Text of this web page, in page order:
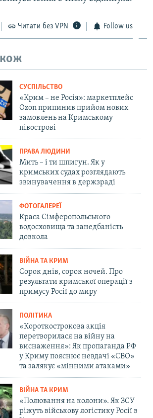
Читати без VPN Follow us
СУСПІЛЬСТВО
«Крим – не Росія»: маркетплейс
Ozon припинив прийом нових
замовлень на Кримському
півострові
ПРАВА ЛЮДИНИ
Мить – і ти шпигун. Як у
кримських судах розглядають
звинувачення в держзраді
ФОТОГАЛЕРЕЇ
Краса Сімферопольського
водосховища та занедбаність
довкола
ВІЙНА ТА КРИМ
Сорок днів, сорок ночей. Про
результати кримської операції з
примусу Росії до миру
ПОЛІТИКА
«Короткострокова акція
перетворилася на війну на
виснаження»: Як пропаганда РФ
у Криму пояснює невдачі «СВО»
та залякує «мінними атаками»
ВІЙНА ТА КРИМ
«Полювання на колони». Як ЗСУ
ріжуть військову логістику Росії в